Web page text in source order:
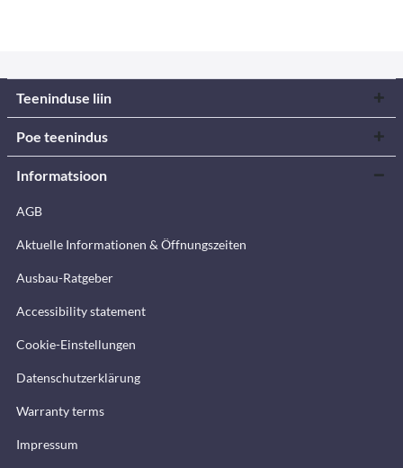
Teeninduse liin
Poe teenindus
Informatsioon
AGB
Aktuelle Informationen & Öffnungszeiten
Ausbau-Ratgeber
Accessibility statement
Cookie-Einstellungen
Datenschutzerklärung
Warranty terms
Impressum